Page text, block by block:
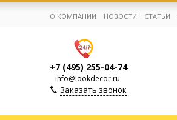
Корзина:0
О КОМПАНИИ НОВОСТИ СТАТЬИ
+7 (495) 255-04-74
info@lookdecor.ru
Заказать звонок